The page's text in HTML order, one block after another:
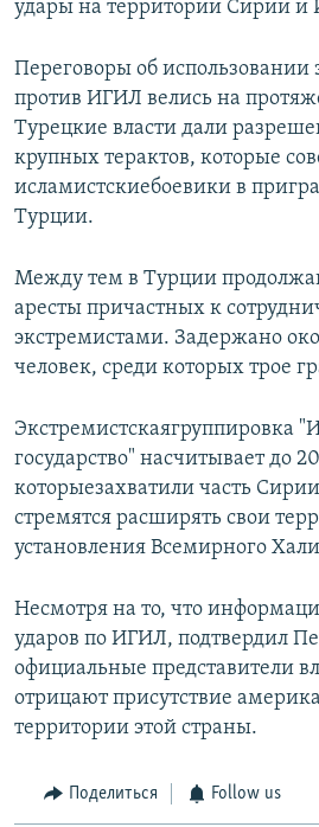
удары на территории Сирии и
Переговоры об использовании
против ИГИЛ велись на
Турецкие власти дали
крупных терактов, которые
исламистскиебоевики в
Турции.
Между тем в Турции
аресты причастных к
экстремистами. Задержано
человек, среди которых трое
Экстремистскаягруппировка
государство" насчитывает до
которыезахватили часть
стремятся расширять свои
установления Всемирного
Несмотря на то, что
ударов по ИГИЛ, подтвердил
официальные представители
отрицают присутствие
территории этой страны.
Поделиться Follow us